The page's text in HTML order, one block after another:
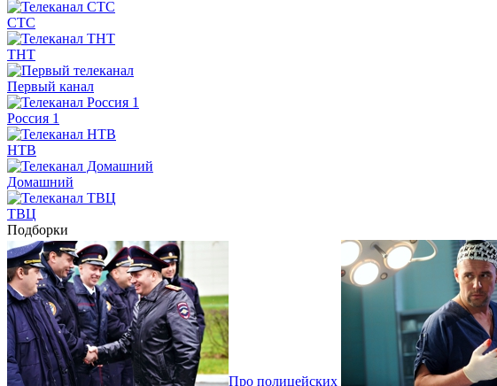
СТС
ТНТ
Первый канал
Россия 1
НТВ
Домашний
ТВЦ
Подборки
Про полицейских